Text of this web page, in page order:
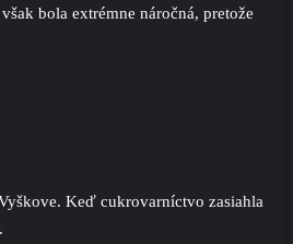
bola extrémne náročná, pretože
Keď cukrovarníctvo zasiahla